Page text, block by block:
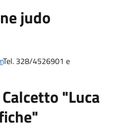
judo
Tel. 328/4526901 e
"Luca